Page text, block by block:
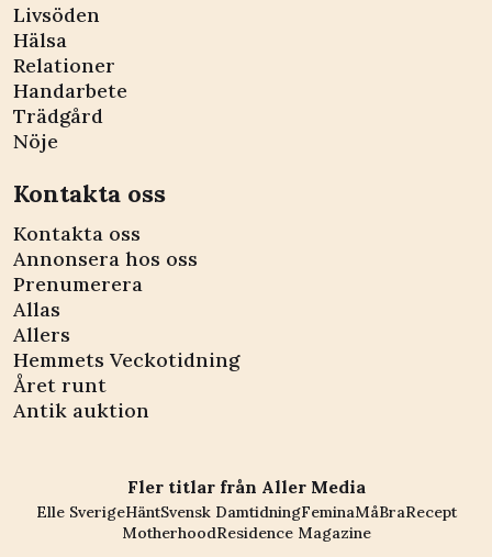
Livsöden
Hälsa
Relationer
Handarbete
Trädgård
Nöje
Kontakta oss
Kontakta oss
Annonsera hos oss
Prenumerera
Allas
Allers
Hemmets Veckotidning
Året runt
Antik auktion
Fler titlar från Aller Media
Elle SverigeHäntSvensk DamtidningFeminaMåBraRecept
MotherhoodResidence Magazine